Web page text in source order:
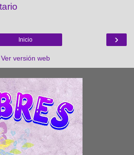
›
Inicio
Ver versión web